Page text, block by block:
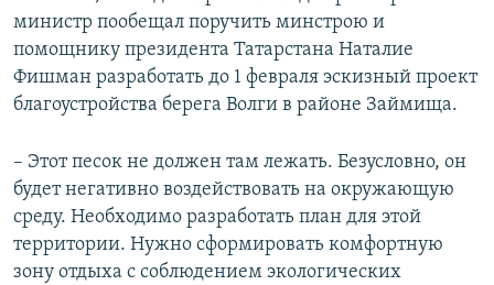
министр пообещал поручить минстрою и
помощнику президента Татарстана Наталие
Фишман разработать до 1 февраля эскизный проект
благоустройства берега Волги в районе Займища.
– Этот песок не должен там лежать. Безусловно, он
будет негативно воздействовать на окружающую
среду. Необходимо разработать план для этой
территории. Нужно сформировать комфортную
зону отдыха с соблюдением экологических